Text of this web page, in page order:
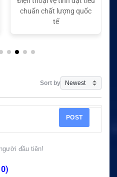
quốc
chuẩn chất lượng
Sort by
POST
đầu tiên!